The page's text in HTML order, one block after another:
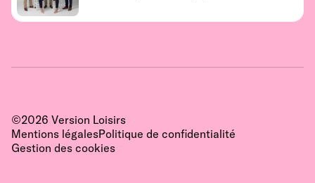
©2026 Version Loisirs
Mentions légalesPolitique de confidentialité
Gestion des cookies